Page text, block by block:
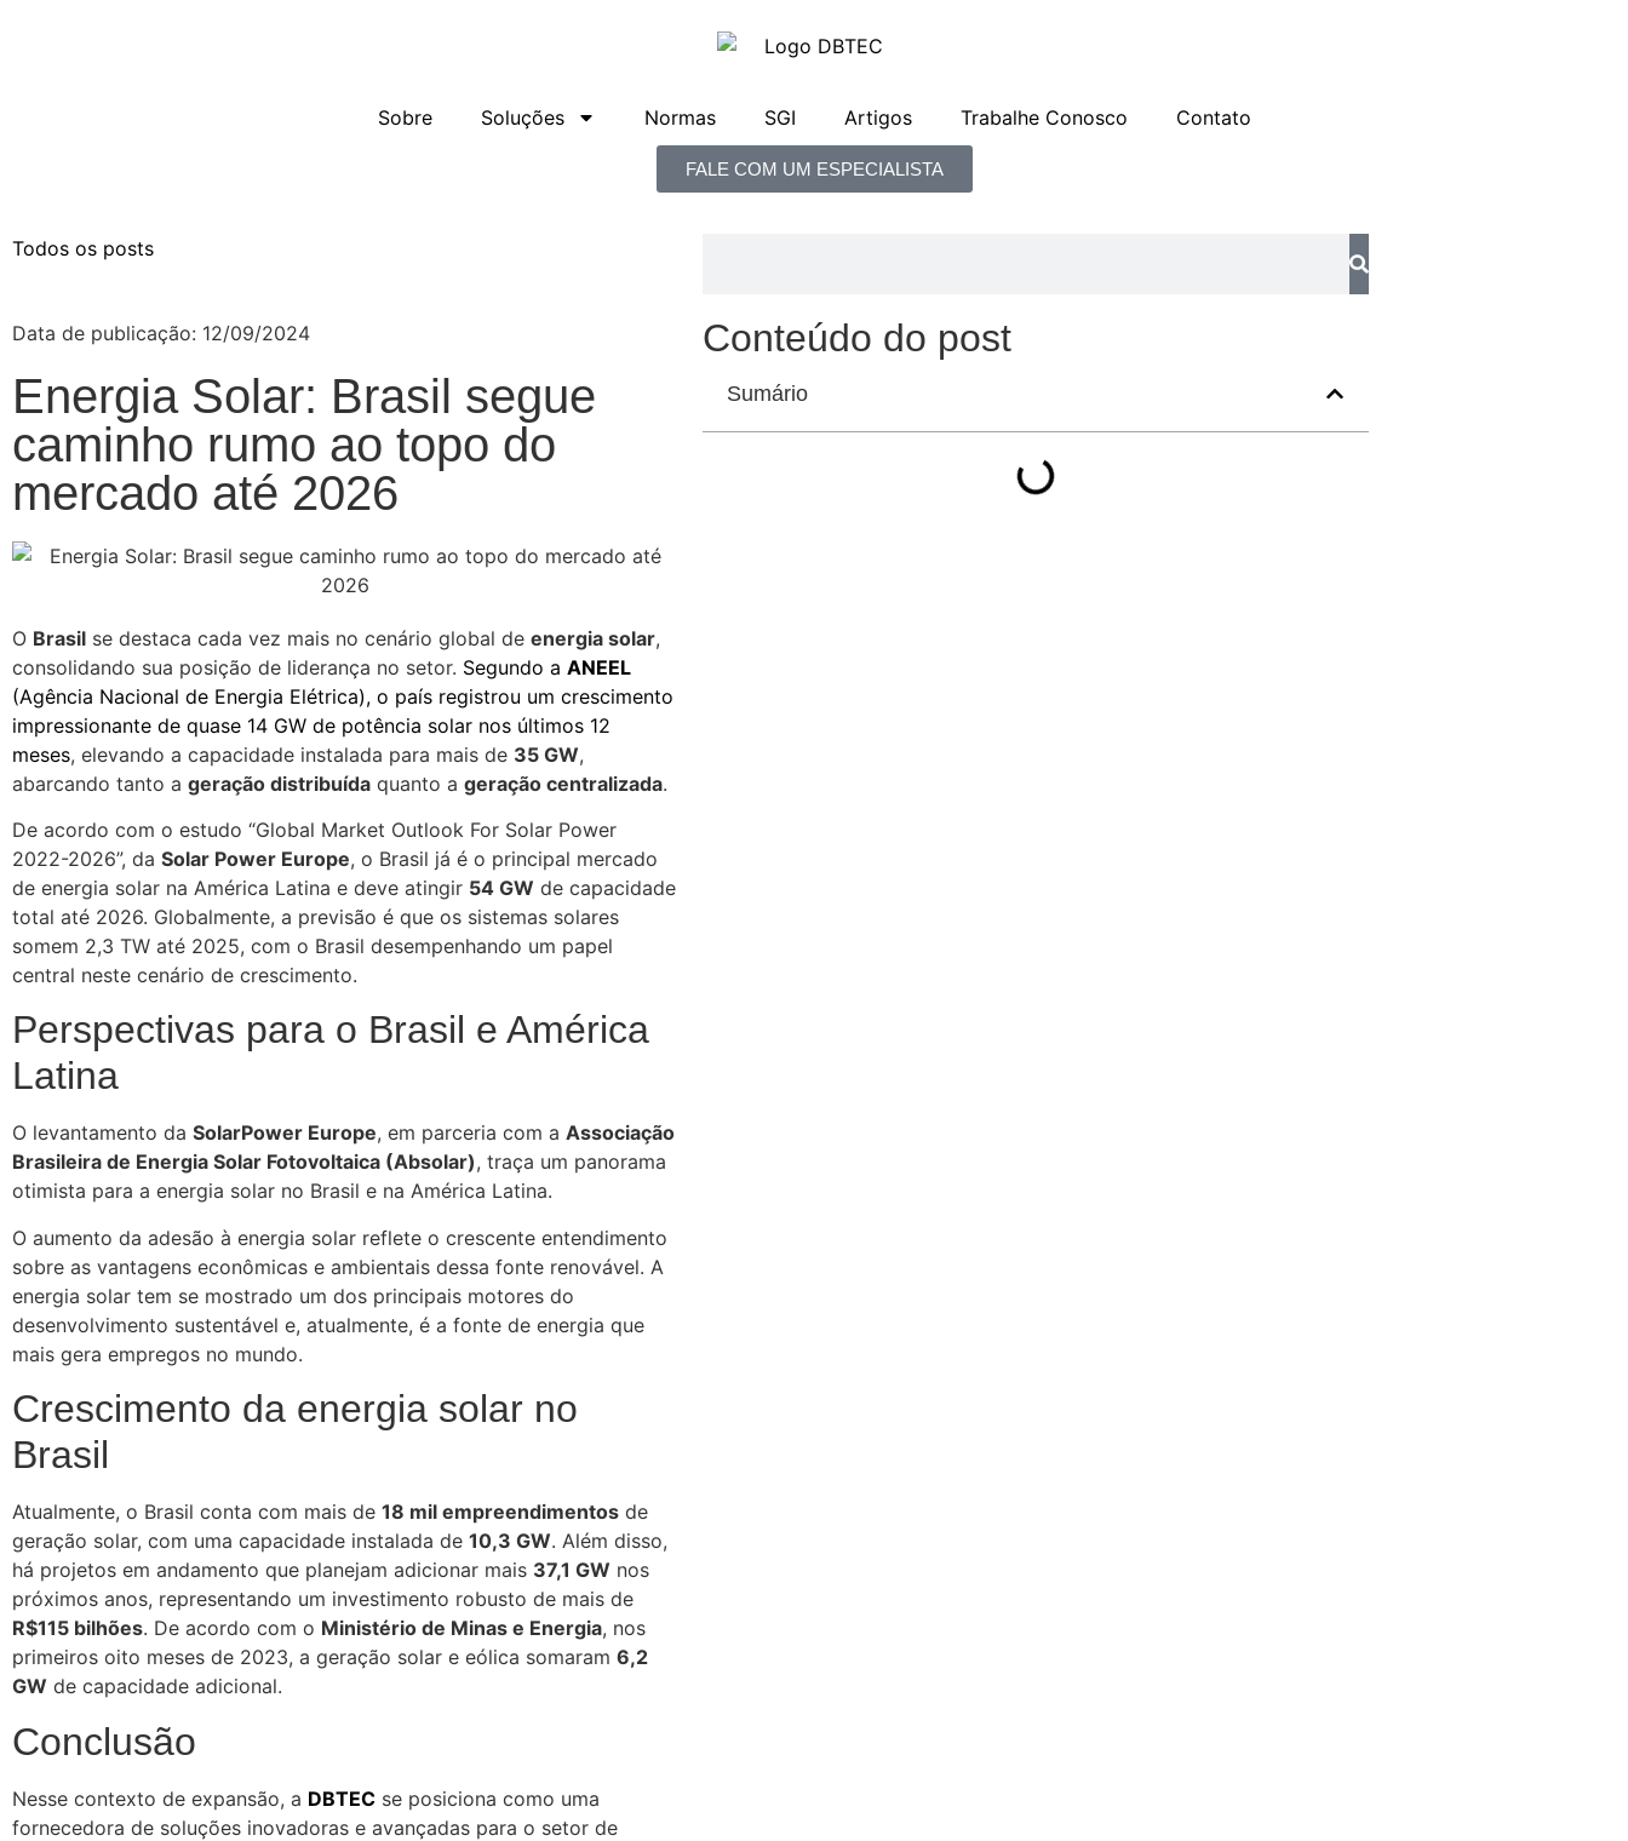
Sobre Soluções Normas SGI Artigos Trabalhe Conosco Contato
FALE COM UM ESPECIALISTA
Todos os posts
Data de publicação: 12/09/2024
Energia Solar: Brasil segue
caminho rumo ao topo do
mercado até 2026
O Brasil se destaca cada vez mais no cenário global de energia solar,
consolidando sua posição de liderança no setor. Segundo a ANEEL
(Agência Nacional de Energia Elétrica), o país registrou um crescimento
impressionante de quase 14 GW de potência solar nos últimos 12
meses, elevando a capacidade instalada para mais de 35 GW,
abarcando tanto a geração distribuída quanto a geração centralizada.
De acordo com o estudo “Global Market Outlook For Solar Power
2022-2026”, da Solar Power Europe, o Brasil já é o principal mercado
de energia solar na América Latina e deve atingir 54 GW de capacidade
total até 2026. Globalmente, a previsão é que os sistemas solares
somem 2,3 TW até 2025, com o Brasil desempenhando um papel
central neste cenário de crescimento.
Perspectivas para o Brasil e América
Latina
O levantamento da SolarPower Europe, em parceria com a Associação
Brasileira de Energia Solar Fotovoltaica (Absolar), traça um panorama
otimista para a energia solar no Brasil e na América Latina.
O aumento da adesão à energia solar reflete o crescente entendimento
sobre as vantagens econômicas e ambientais dessa fonte renovável. A
energia solar tem se mostrado um dos principais motores do
desenvolvimento sustentável e, atualmente, é a fonte de energia que
mais gera empregos no mundo.
Crescimento da energia solar no
Brasil
Atualmente, o Brasil conta com mais de 18 mil empreendimentos de
geração solar, com uma capacidade instalada de 10,3 GW. Além disso,
há projetos em andamento que planejam adicionar mais 37,1 GW nos
próximos anos, representando um investimento robusto de mais de
R$115 bilhões. De acordo com o Ministério de Minas e Energia, nos
primeiros oito meses de 2023, a geração solar e eólica somaram 6,2
GW de capacidade adicional.
Conclusão
Nesse contexto de expansão, a DBTEC se posiciona como uma
fornecedora de soluções inovadoras e avançadas para o setor de
Conteúdo do post
Sumário